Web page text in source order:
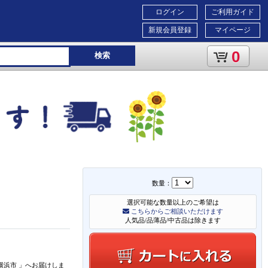
ご利用ガイド
マイページ
ログイン
新規会員登録
検索 0
数量：
選択可能な数量以上のご希望は
こちらからご相談いただけます
人気品/品薄品/中古品は除きます
浜市 」 へお届けしま